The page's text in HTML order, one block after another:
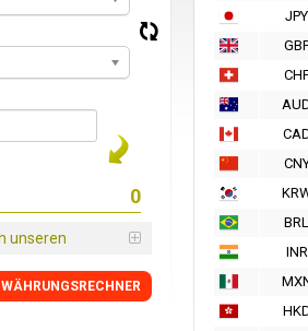
JPY
BRL
INR
unseren
WÄHRUNGSRECHNER